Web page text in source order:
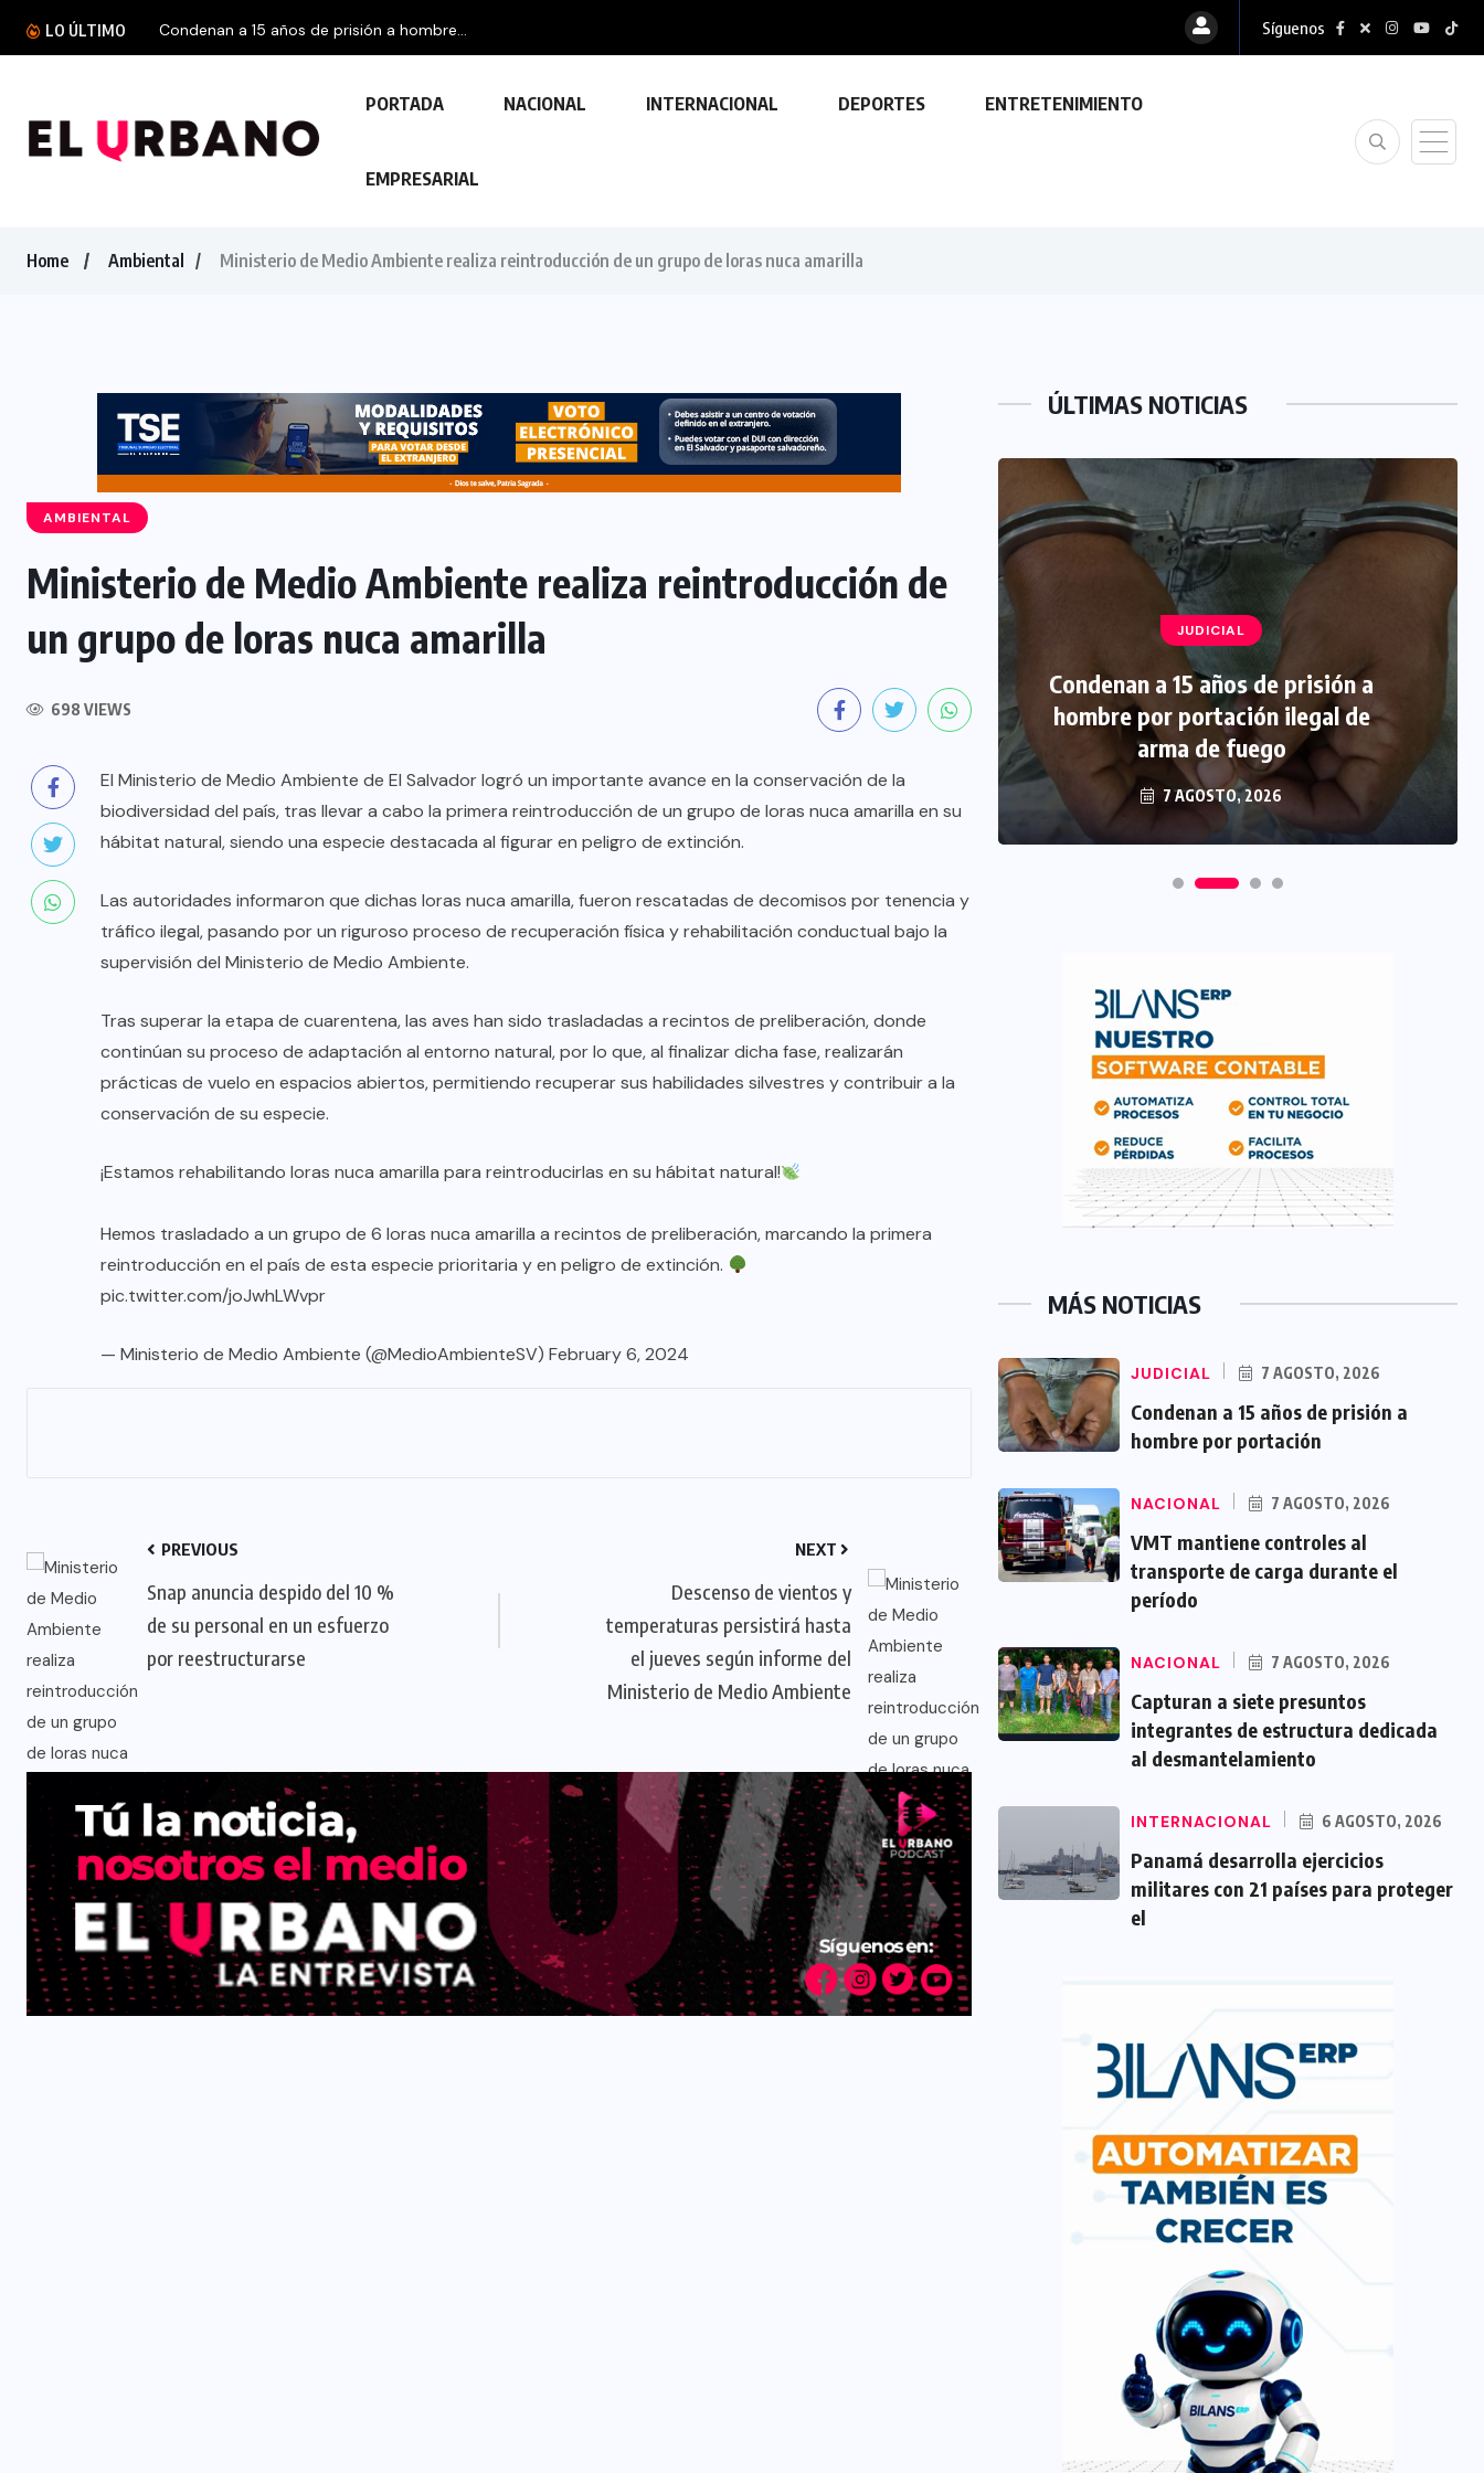
LO ÚLTIMO Condenan a 15 años de prisión a hombre... Síguenos
PORTADA NACIONAL INTERNACIONAL DEPORTES ENTRETENIMIENTO
EMPRESARIAL
Home Ambiental Ministerio de Medio Ambiente realiza reintroducción de un grupo de loras nuca amarilla
AMBIENTAL
Ministerio de Medio Ambiente realiza reintroducción de
un grupo de loras nuca amarilla
698 VIEWS
El Ministerio de Medio Ambiente de El Salvador logró un importante avance en la conservación de la
biodiversidad del país, tras llevar a cabo la primera reintroducción de un grupo de loras nuca amarilla en su
hábitat natural, siendo una especie destacada al figurar en peligro de extinción.
Las autoridades informaron que dichas loras nuca amarilla, fueron rescatadas de decomisos por tenencia y
tráfico ilegal, pasando por un riguroso proceso de recuperación física y rehabilitación conductual bajo la
supervisión del Ministerio de Medio Ambiente.
Tras superar la etapa de cuarentena, las aves han sido trasladadas a recintos de preliberación, donde
continúan su proceso de adaptación al entorno natural, por lo que, al finalizar dicha fase, realizarán
prácticas de vuelo en espacios abiertos, permitiendo recuperar sus habilidades silvestres y contribuir a la
conservación de su especie.
¡Estamos rehabilitando loras nuca amarilla para reintroducirlas en su hábitat natural!
Hemos trasladado a un grupo de 6 loras nuca amarilla a recintos de preliberación, marcando la primera
reintroducción en el país de esta especie prioritaria y en peligro de extinción.
pic.twitter.com/joJwhLWvpr
— Ministerio de Medio Ambiente (@MedioAmbienteSV) February 6, 2024
PREVIOUS
Snap anuncia despido del 10 %
de su personal en un esfuerzo
por reestructurarse
NEXT
Descenso de vientos y
temperaturas persistirá hasta
el jueves según informe del
Ministerio de Medio Ambiente
ÚLTIMAS NOTICIAS
NACIONAL
Capturan a siete presuntos
dedicada al desmantelamiento de
23 FEBRERO, 2024
JUDICIAL
Condenan a 15 años de prisión a
hombre por portación ilegal de
arma de fuego
7 AGOSTO, 2026
MÁS NOTICIAS
JUDICIAL 7 AGOSTO, 2026
Condenan a 15 años de prisión a
hombre por portación
NACIONAL 7 AGOSTO, 2026
VMT mantiene controles al
transporte de carga durante el
período
NACIONAL 7 AGOSTO, 2026
Capturan a siete presuntos
integrantes de estructura dedicada
al desmantelamiento
INTERNACIONAL 6 AGOSTO, 2026
Panamá desarrolla ejercicios
militares con 21 países para proteger
el